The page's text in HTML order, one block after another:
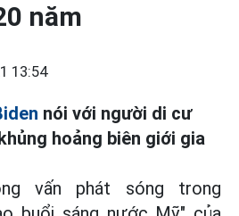
năm
13:54
nói với người di cư
hoảng biên giới gia
vấn phát sóng trong